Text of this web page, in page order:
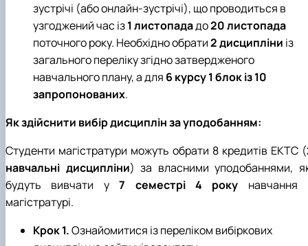
зустрічі (або онлайн-зустрічі), що проводиться в
узгоджений час із1 листопададо20 листопада
поточного року. Необхідно обрати2 дисципліни із
загального переліку згідно затвердженого
навчального плану, а для 6 курсу 1 блок із 10
запропонованих.
Як здійснити вибір дисциплін за уподобанням:
Студенти магістратури можуть обрати 8 кредитів EKTC (
навчальні дисципліни) за власними уподобаннями,
будуть вивчати у7 семестрі 4 року навчання
магістратурі.
Крок 1.Ознайомитися із переліком вибіркових